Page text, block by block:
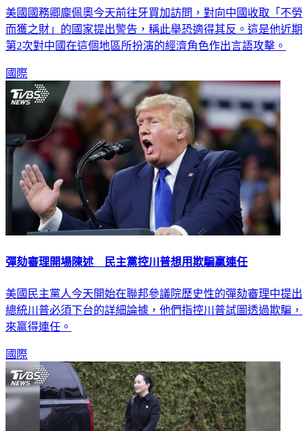
美國國務卿龐佩奧今天前往牙買加訪問，對向中國收取「不勞
而獲之財」的國家提出警告，稱此舉恐適得其反。這是他近期
第2次對中國在這個地區所扮演的經濟角色作出言語攻擊。
國際
彈劾審理開場陳述 民主黨控川普想用欺騙贏連任
美國民主黨人今天開始在聯邦參議院歷史性的彈劾審理中提出
總統川普必須下台的詳細論據，他們指控川普試圖透過欺騙，
來贏得連任。
國際